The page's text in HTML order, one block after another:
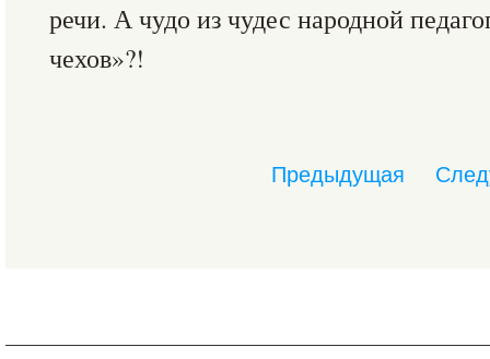
речи. А чудо из чудес народной
чехов»?!
Предыдущая